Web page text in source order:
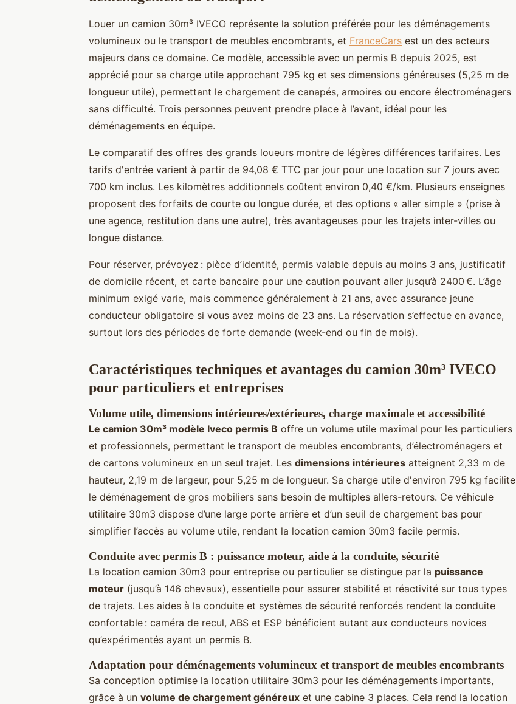
Louer un camion 30m³ IVECO représente la solution préférée pour les déménagements
volumineux ou le transport de meubles encombrants, et FranceCars est un des acteurs
majeurs dans ce domaine. Ce modèle, accessible avec un permis B depuis 2025, est
apprécié pour sa charge utile approchant 795 kg et ses dimensions généreuses (5,25 m de
longueur utile), permettant le chargement de canapés, armoires ou encore électroménagers
sans difficulté. Trois personnes peuvent prendre place à l’avant, idéal pour les
déménagements en équipe.
Le comparatif des offres des grands loueurs montre de légères différences tarifaires. Les
tarifs d'entrée varient à partir de 94,08 € TTC par jour pour une location sur 7 jours avec
700 km inclus. Les kilomètres additionnels coûtent environ 0,40 €/km. Plusieurs enseignes
proposent des forfaits de courte ou longue durée, et des options « aller simple » (prise à
une agence, restitution dans une autre), très avantageuses pour les trajets inter-villes ou
longue distance.
Pour réserver, prévoyez : pièce d’identité, permis valable depuis au moins 3 ans, justificatif
de domicile récent, et carte bancaire pour une caution pouvant aller jusqu’à 2400 €. L’âge
minimum exigé varie, mais commence généralement à 21 ans, avec assurance jeune
conducteur obligatoire si vous avez moins de 23 ans. La réservation s’effectue en avance,
surtout lors des périodes de forte demande (week-end ou fin de mois).
Caractéristiques techniques et avantages du camion 30m³ IVECO
pour particuliers et entreprises
Volume utile, dimensions intérieures/extérieures, charge maximale et accessibilité
Le camion 30m³ modèle Iveco permis B offre un volume utile maximal pour les particuliers
et professionnels, permettant le transport de meubles encombrants, d’électroménagers et
de cartons volumineux en un seul trajet. Les dimensions intérieures atteignent 2,33 m de
hauteur, 2,19 m de largeur, pour 5,25 m de longueur. Sa charge utile d'environ 795 kg facilite
le déménagement de gros mobiliers sans besoin de multiples allers-retours. Ce véhicule
utilitaire 30m3 dispose d’une large porte arrière et d’un seuil de chargement bas pour
simplifier l’accès au volume utile, rendant la location camion 30m3 facile permis.
Conduite avec permis B : puissance moteur, aide à la conduite, sécurité
La location camion 30m3 pour entreprise ou particulier se distingue par la puissance
moteur (jusqu’à 146 chevaux), essentielle pour assurer stabilité et réactivité sur tous types
de trajets. Les aides à la conduite et systèmes de sécurité renforcés rendent la conduite
confortable : caméra de recul, ABS et ESP bénéficient autant aux conducteurs novices
qu’expérimentés ayant un permis B.
Adaptation pour déménagements volumineux et transport de meubles encombrants
Sa conception optimise la location utilitaire 30m3 pour les déménagements importants,
grâce à un volume de chargement généreux et une cabine 3 places. Cela rend la location